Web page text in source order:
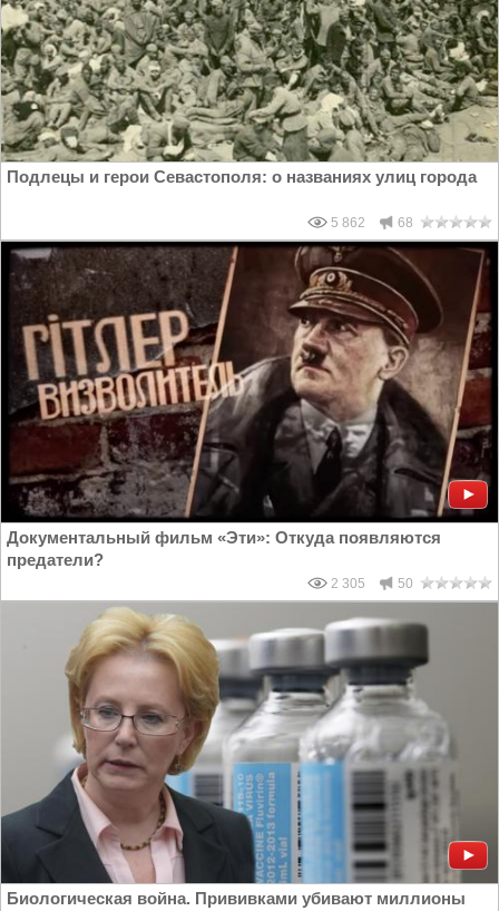
Подлецы и герои Севастополя: о названиях улиц города
5 862 68
Документальный фильм «Эти»: Откуда появляются
предатели?
2 305 50
Биологическая война. Прививками убивают миллионы